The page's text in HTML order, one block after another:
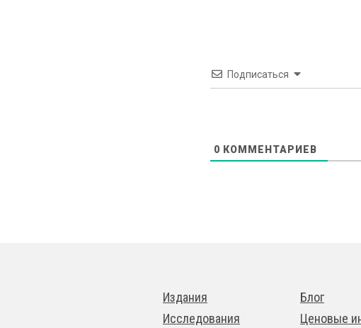
Подписаться
0 КОММЕНТАРИЕВ
Издания
Исследования
Блог
Ценовые